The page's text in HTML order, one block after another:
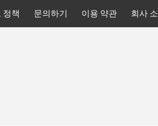
정책 문의하기 이용 약관 회사